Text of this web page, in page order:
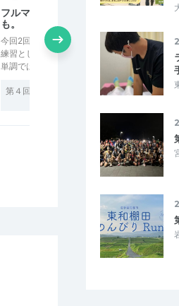
フルマラソンの練習としていいか
も。
今回2回目の参加。フルマラソンに向けての
練習として48㎞の部に参加。コースは若干
単調ではあるが、車の往来のないサイク…
第４回 水の街道 見沼Up Stream